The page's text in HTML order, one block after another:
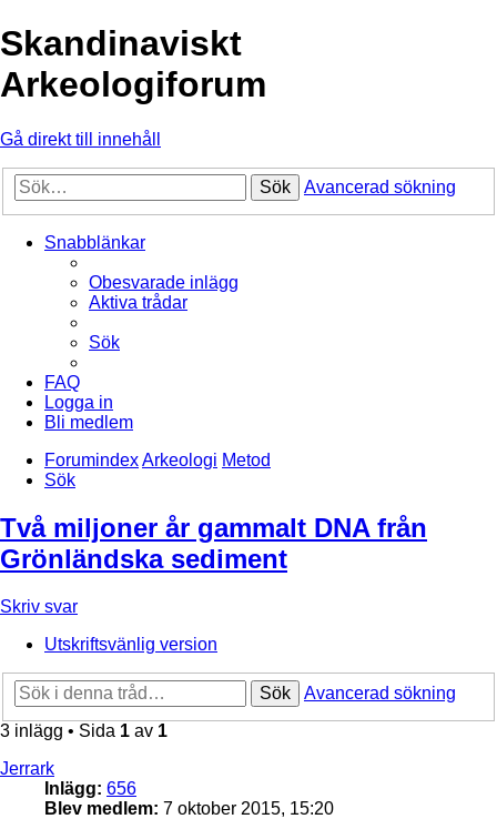
Skandinaviskt
Arkeologiforum
Gå direkt till innehåll
Sök Avancerad sökning
Snabblänkar
Obesvarade inlägg
Aktiva trådar
Sök
FAQ
Logga in
Bli medlem
ForumindexArkeologi Metod
Sök
Två miljoner år gammalt DNA från
Grönländska sediment
Skriv svar
Utskriftsvänlig version
Sök
Avancerad sökning
3 inlägg • Sida 1 av 1
Jerrark
Inlägg: 656
Blev medlem: 7 oktober 2015, 15:20